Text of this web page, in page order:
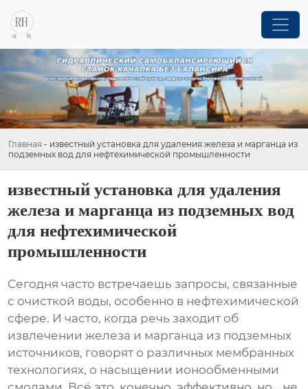
Главная - известный установка для удаления железа и марганца из
подземных вод для нефтехимической промышленности
известный установка для удаления
железа и марганца из подземных вод
для нефтехимической
промышленности
Сегодня часто встречаешь запросы, связанные
с очисткой воды, особенно в нефтехимической
сфере. И часто, когда речь заходит об
извлечении железа и марганца из подземных
источников, говорят о различных мембранных
технологиях, о насыщении ионообменными